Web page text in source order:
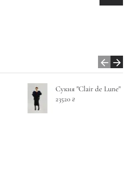
Сукня "Clair de Lune"
23520 ₴